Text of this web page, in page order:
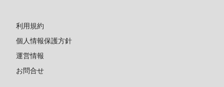
利用規約
個人情報保護方針
運営情報
お問合せ